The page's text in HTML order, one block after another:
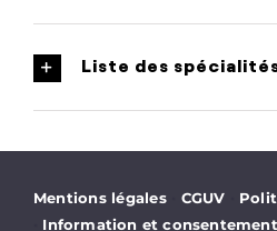
Liste des
Mentions légales CGUV
Information et consentement